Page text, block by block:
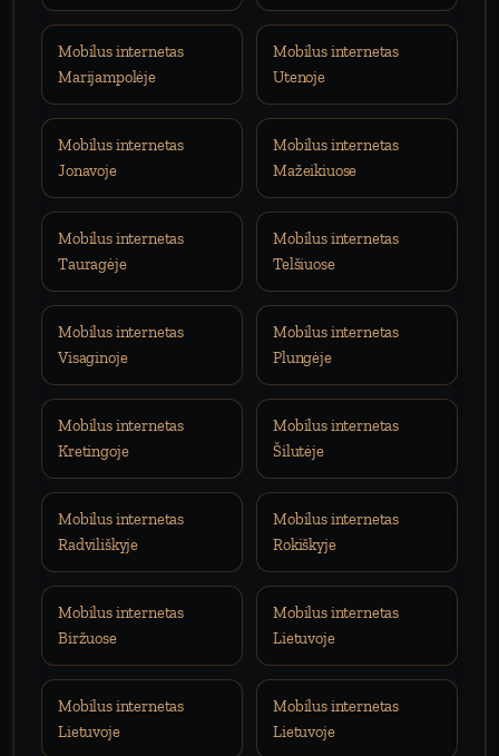
Mobilus internetas
Marijampolėje
Mobilus internetas
Utenoje
Mobilus internetas
Jonavoje
Mobilus internetas
Mažeikiuose
Mobilus internetas
Tauragėje
Mobilus internetas
Telšiuose
Mobilus internetas
Visaginoje
Mobilus internetas
Plungėje
Mobilus internetas
Kretingoje
Mobilus internetas
Šilutėje
Mobilus internetas
Radviliškyje
Mobilus internetas
Rokiškyje
Mobilus internetas
Biržuose
Mobilus internetas
Lietuvoje
Mobilus internetas
Lietuvoje
Mobilus internetas
Lietuvoje